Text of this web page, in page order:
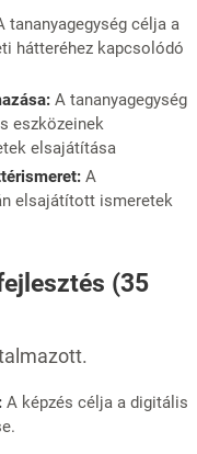
tananyagegység célja a
hátteréhez kapcsolódó
A tananyagegység
eszközeinek
elsajátítása
A
elsajátított ismeretek
(35
A képzés célja a digitális